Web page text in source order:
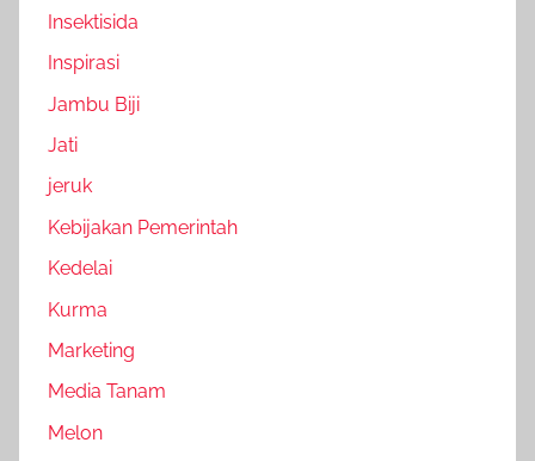
Insektisida
Inspirasi
Jambu Biji
Jati
jeruk
Kebijakan Pemerintah
Kedelai
Kurma
Marketing
Media Tanam
Melon